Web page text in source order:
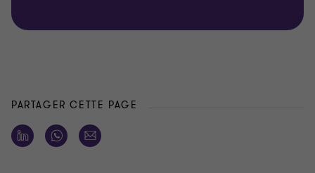
PARTAGER CETTE PAGE